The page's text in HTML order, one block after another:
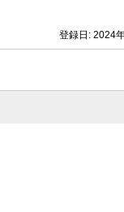
登録日: 2024